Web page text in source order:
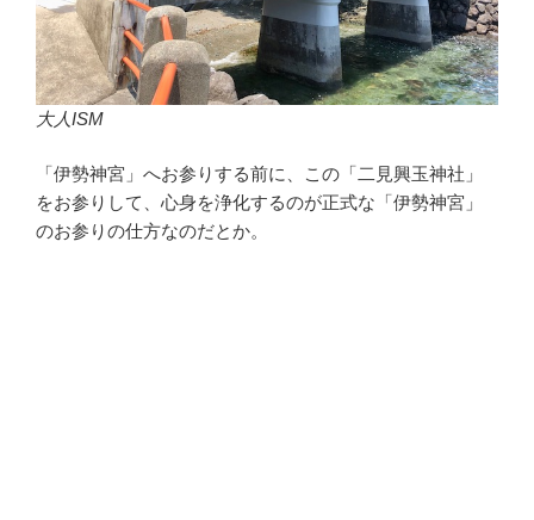
大人ISM
「伊勢神宮」へお参りする前に、この「二見興玉神社」
をお参りして、心身を浄化するのが正式な「伊勢神宮」
のお参りの仕方なのだとか。